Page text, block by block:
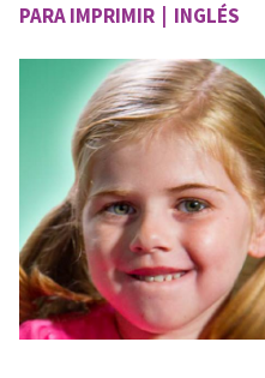
PARA IMPRIMIR | INGLÉS
Image